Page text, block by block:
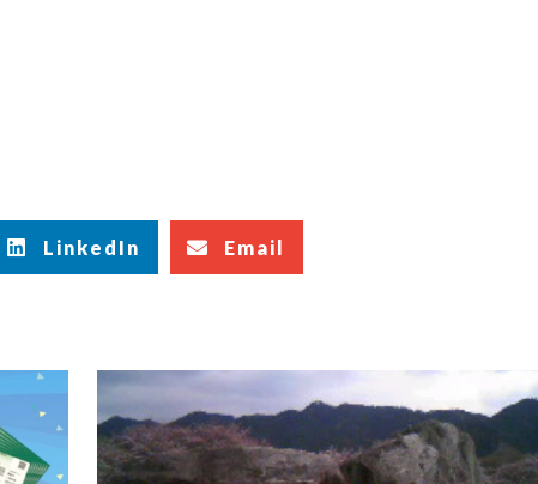
LinkedIn Email